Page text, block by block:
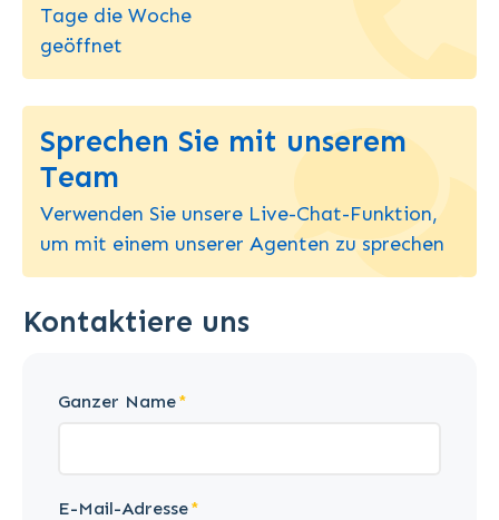
Tage die Woche
geöffnet
Sprechen Sie mit unserem
Team
Verwenden Sie unsere Live-Chat-Funktion,
um mit einem unserer Agenten zu sprechen
Kontaktiere uns
Ganzer Name
E-Mail-Adresse